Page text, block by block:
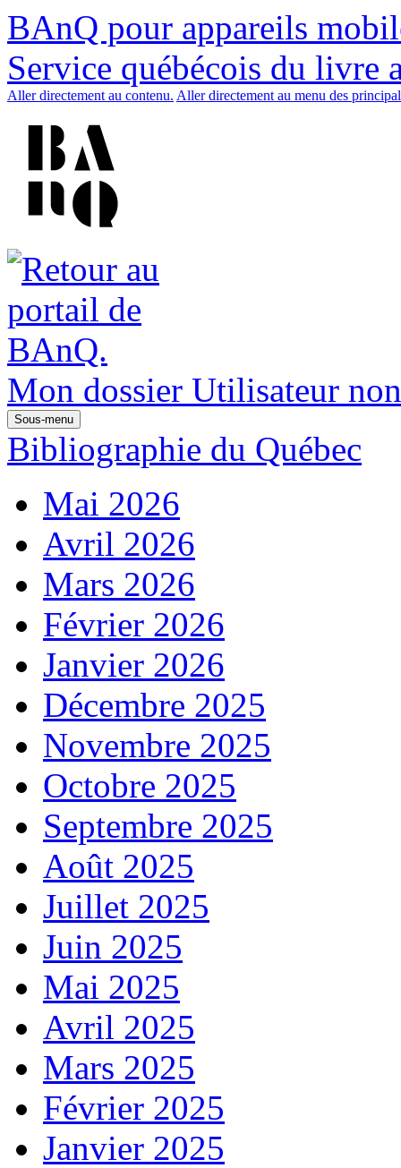
BAnQ pour appareils
Service québécois du livre
Aller directement au contenu. Aller directement au menu des
Mon dossier Utilisateur
Sous-menu
Bibliographie du Québec
Mai 2026
Avril 2026
Mars 2026
Février 2026
Janvier 2026
Décembre 2025
Novembre 2025
Octobre 2025
Septembre 2025
Août 2025
Juillet 2025
Juin 2025
Mai 2025
Avril 2025
Mars 2025
Février 2025
Janvier 2025